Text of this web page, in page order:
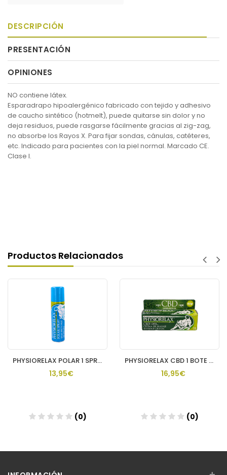
DESCRIPCIÓN
PRESENTACIÓN
OPINIONES
NO contiene látex.
Esparadrapo hipoalergénico fabricado con tejido y adhesivo
de caucho sintético (hotmelt), puede quitarse sin dolor y no
deja residuos, puede rasgarse fácilmente gracias al zig-zag,
no absorbe los Rayos X. Para fijar sondas, cánulas, catéteres,
etc. Indicado para pacientes con la piel normal. Marcado CE.
Clase I.
Productos Relacionados
PHYSIORELAX POLAR 1 SPRAY 150 ML
13,95€
(0)
PHYSIORELAX CBD 1 BOTE 75 ML
16,95€
(0)